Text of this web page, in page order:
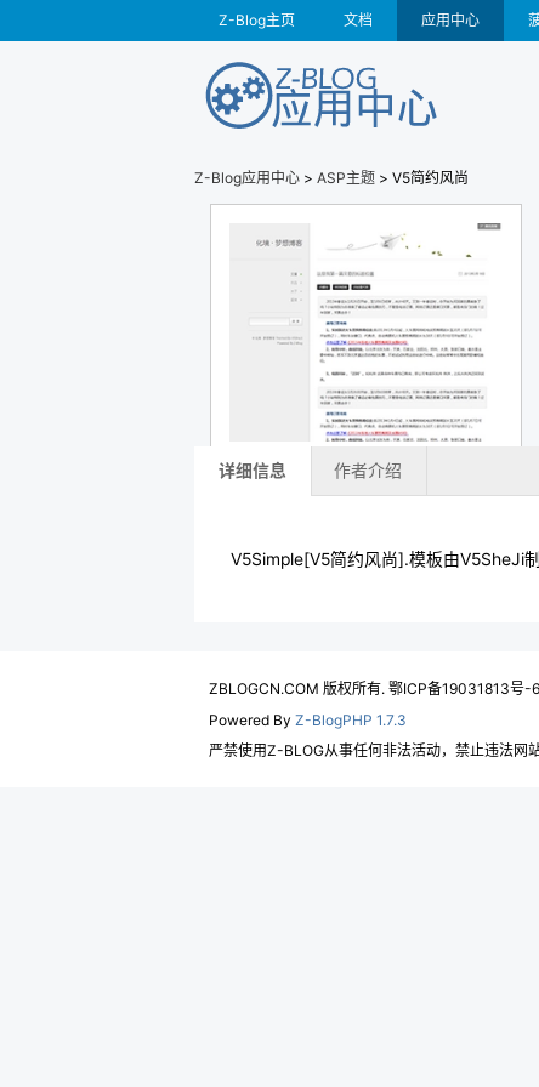
Z-Blog主页 文档 应用中心
Z-Blog应用中心 > ASP主题 > V5简约风尚
详细信息 作者介绍
V5Simple[V5简约风尚].模板由
ZBLOGCN.COM 版权所有. 鄂ICP备19031813号-
Powered By Z-BlogPHP 1.7.3
严禁使用Z-BLOG从事任何非法活动，禁止违法网